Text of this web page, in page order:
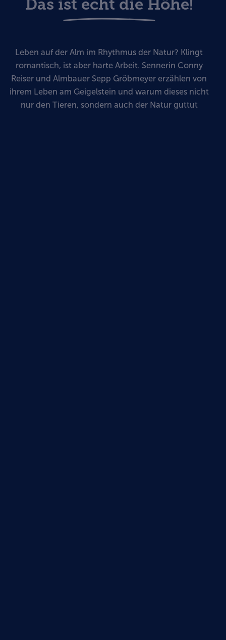
Das ist echt die Höhe!
Leben auf der Alm im Rhythmus der Natur? Klingt
romantisch, ist aber harte Arbeit. Sennerin Conny
Reiser und Almbauer Sepp Gröbmeyer erzählen von
ihrem Leben am Geigelstein und warum dieses nicht
nur den Tieren, sondern auch der Natur guttut